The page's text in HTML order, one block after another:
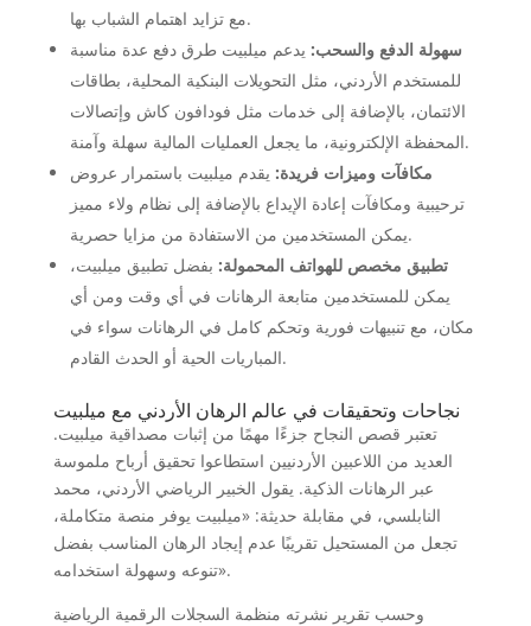
مع تزايد اهتمام الشباب بها.
سهولة الدفع والسحب: يدعم ميلبيت طرق دفع عدة مناسبة
للمستخدم الأردني، مثل التحويلات البنكية المحلية، بطاقات
الائتمان، بالإضافة إلى خدمات مثل فودافون كاش وإتصالات
المحفظة الإلكترونية، ما يجعل العمليات المالية سهلة وآمنة.
مكافآت وميزات فريدة: يقدم ميلبيت باستمرار عروض
ترحيبية ومكافآت إعادة الإيداع بالإضافة إلى نظام ولاء مميز
يمكن المستخدمين من الاستفادة من مزايا حصرية.
تطبيق مخصص للهواتف المحمولة: بفضل تطبيق ميلبيت،
يمكن للمستخدمين متابعة الرهانات في أي وقت ومن أي
مكان، مع تنبيهات فورية وتحكم كامل في الرهانات سواء في
المباريات الحية أو الحدث القادم.
نجاحات وتحقيقات في عالم الرهان الأردني مع ميلبيت
تعتبر قصص النجاح جزءًا مهمًا من إثبات مصداقية ميلبيت.
العديد من اللاعبين الأردنيين استطاعوا تحقيق أرباح ملموسة
عبر الرهانات الذكية. يقول الخبير الرياضي الأردني، محمد
النابلسي، في مقابلة حديثة: «ميلبيت يوفر منصة متكاملة،
تجعل من المستحيل تقريبًا عدم إيجاد الرهان المناسب بفضل
تنوعه وسهولة استخدامه».
وحسب تقرير نشرته منظمة السجلات الرقمية الرياضية